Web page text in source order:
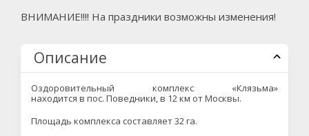
ВНИМАНИЕ!!!! На праздники возможны изменения!
Описание
Оздоровительный комплекс «Клязьма»
находится в пос. Поведники, в 12 км от Москвы.
Площадь комплекса составляет 32 га.